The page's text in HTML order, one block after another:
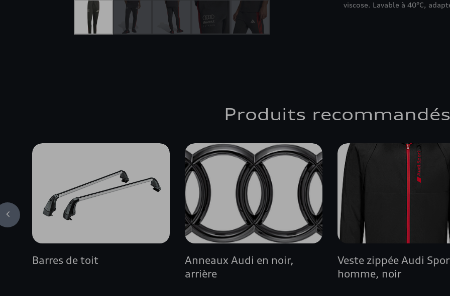
viscose. Lavable à 40°C,
Produits recommandés
Barres de toit
Anneaux Audi en noir,
arrière
Veste zippée Audi
homme, noir